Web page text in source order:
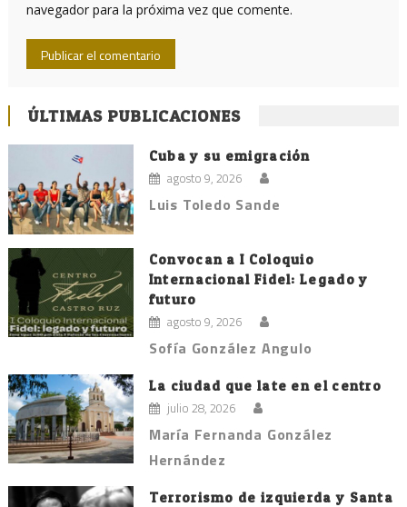
navegador para la próxima vez que comente.
ÚLTIMAS PUBLICACIONES
Cuba y su emigración
agosto 9, 2026
Luis Toledo Sande
Convocan a I Coloquio
Internacional Fidel: Legado y
futuro
agosto 9, 2026
Sofía González Angulo
La ciudad que late en el centro
julio 28, 2026
María Fernanda González
Hernández
Terrorismo de izquierda y Santa